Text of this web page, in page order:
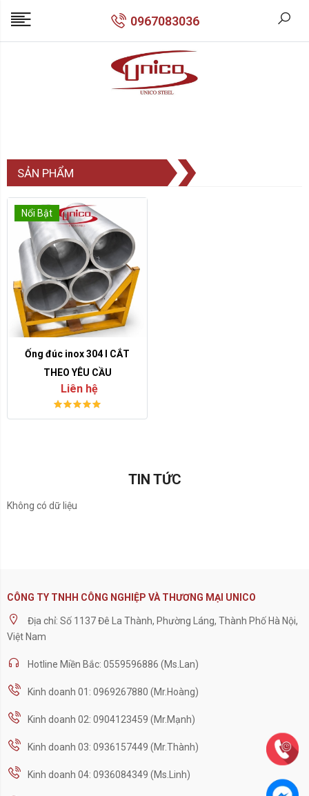
0967083036
SẢN PHẨM
Nổi Bật
Ống đúc inox 304 I CẮT
THEO YÊU CẦU
Liên hệ
TIN TỨC
Không có dữ liệu
CÔNG TY TNHH CÔNG NGHIỆP VÀ THƯƠNG MẠI UNICO
Địa chỉ: Số 1137 Đê La Thành, Phường Láng, Thành Phố Hà Nội,
Việt Nam
Hotline Miền Bắc: 0559596886 (Ms.Lan)
Kinh doanh 01: 0969267880 (Mr.Hoàng)
Kinh doanh 02: 0904123459 (Mr.Mạnh)
Kinh doanh 03: 0936157449 (Mr.Thành)
Kinh doanh 04: 0936084349 (Ms.Linh)